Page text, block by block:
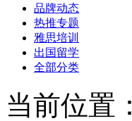
品牌动态
热推专题
雅思培训
出国留学
全部分类
当前位置：